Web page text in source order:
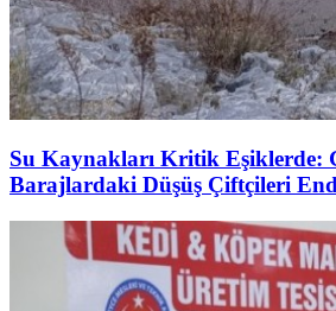
Su Kaynakları Kritik Eşiklerde:
Barajlardaki Düşüş Çiftçileri